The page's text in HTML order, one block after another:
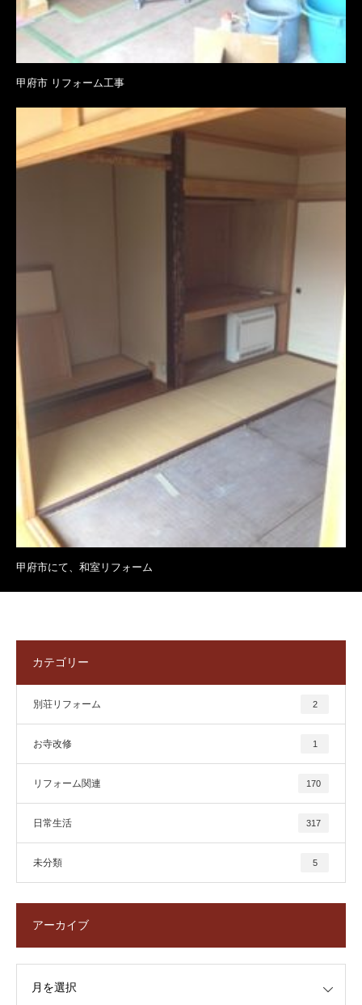
甲府市 リフォーム工事
甲府市にて、和室リフォーム
カテゴリー
別荘リフォーム 2
お寺改修 1
リフォーム関連 170
日常生活 317
未分類 5
アーカイブ